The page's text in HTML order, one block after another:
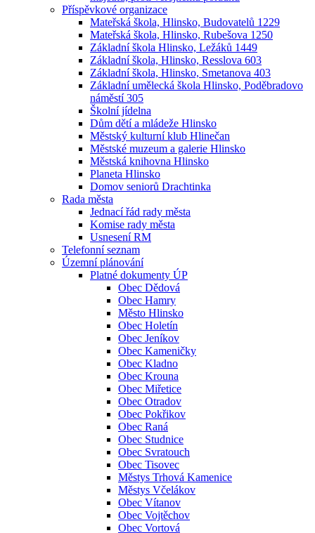
Příspěvkové organizace
Mateřská škola, Hlinsko, Budovatelů 1229
Mateřská škola, Hlinsko, Rubešova 1250
Základní škola Hlinsko, Ležáků 1449
Základní škola, Hlinsko, Resslova 603
Základní škola, Hlinsko, Smetanova 403
Základní umělecká škola Hlinsko, Poděbradovo
náměstí 305
Školní jídelna
Dům dětí a mládeže Hlinsko
Městský kulturní klub Hlinečan
Městské muzeum a galerie Hlinsko
Městská knihovna Hlinsko
Planeta Hlinsko
Domov seniorů Drachtinka
Rada města
Jednací řád rady města
Komise rady města
Usnesení RM
Telefonní seznam
Územní plánování
Platné dokumenty ÚP
Obec Dědová
Obec Hamry
Město Hlinsko
Obec Holetín
Obec Jeníkov
Obec Kameničky
Obec Kladno
Obec Krouna
Obec Miřetice
Obec Otradov
Obec Pokřikov
Obec Raná
Obec Studnice
Obec Svratouch
Obec Tisovec
Městys Trhová Kamenice
Městys Včelákov
Obec Vítanov
Obec Vojtěchov
Obec Vortová